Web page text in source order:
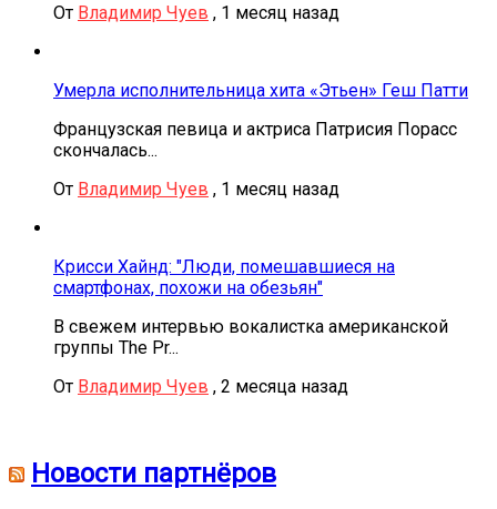
От Владимир Чуев , 1 месяц назад
Умерла исполнительница хита «Этьен» Геш Патти
Французская певица и актриса Патрисия Порасс
скончалась...
От Владимир Чуев , 1 месяц назад
Крисси Хайнд: "Люди, помешавшиеся на
смартфонах, похожи на обезьян"
В свежем интервью вокалистка американской
группы The Pr...
От Владимир Чуев , 2 месяца назад
Новости партнёров